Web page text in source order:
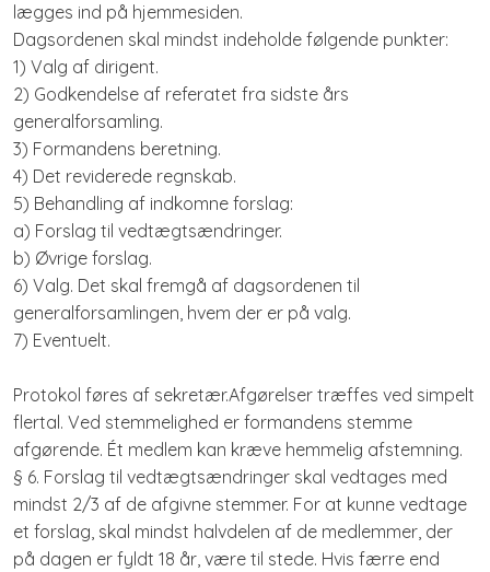
lægges ind på hjemmesiden.
Dagsordenen skal mindst indeholde følgende punkter:
1) Valg af dirigent.
2) Godkendelse af referatet fra sidste års
generalforsamling.
3) Formandens beretning.
4) Det reviderede regnskab.
5) Behandling af indkomne forslag:
a) Forslag til vedtægtsændringer.
b) Øvrige forslag.
6) Valg. Det skal fremgå af dagsordenen til
generalforsamlingen, hvem der er på valg.
7) Eventuelt.
Protokol føres af sekretær.Afgørelser træffes ved simpelt
flertal. Ved stemmelighed er formandens stemme
afgørende. Ét medlem kan kræve hemmelig afstemning.
§ 6. Forslag til vedtægtsændringer skal vedtages med
mindst 2/3 af de afgivne stemmer. For at kunne vedtage
et forslag, skal mindst halvdelen af de medlemmer, der
på dagen er fyldt 18 år, være til stede. Hvis færre end